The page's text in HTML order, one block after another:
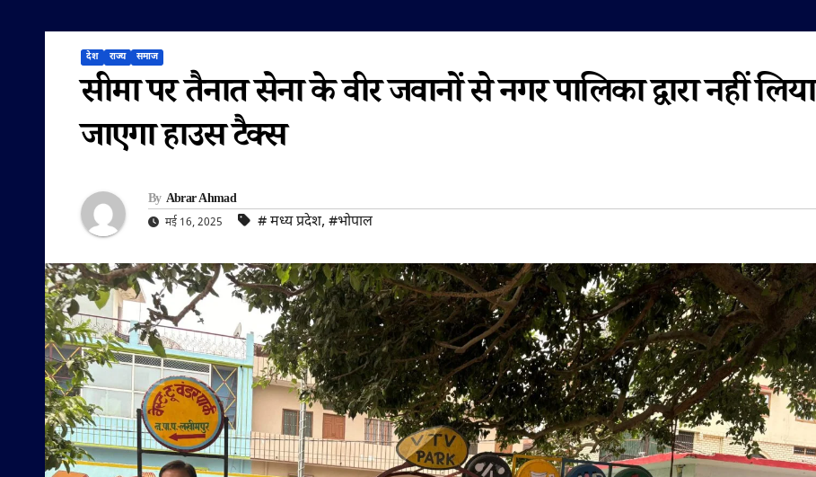
देश राज्य समाज
सीमा पर तैनात सेना के वीर जवानों से नगर पालिका द्वारा नहीं लिया
जाएगा हाउस टैक्स
By Abrar Ahmad
मई 16, 2025 #‌ मध्य प्रदेश, #भोपाल